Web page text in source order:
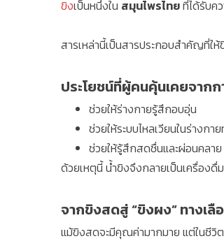
ขิงเป็นหนึ่งใน สมุนไพรไทยที่ได้รับค
สารเหล่านี้เป็นสารประกอบสำคัญที่ใ
ประโยชน์ที่ผู้คนคุ้นเคยจาก
ช่วยให้ร่างกายรู้สึกอบอุ่น
ช่วยให้ระบบไหลเวียนในร่างกา
ช่วยให้รู้สึกสดชื่นและผ่อนคลาย
ด้วยเหตุนี้ น้ำขิงจึงกลายเป็นเครื่องดื่
จากขิงสดสู่ “ขิงผง” ทางเ
แม้ขิงสดจะมีคุณค่ามากมาย แต่ในชีวิ